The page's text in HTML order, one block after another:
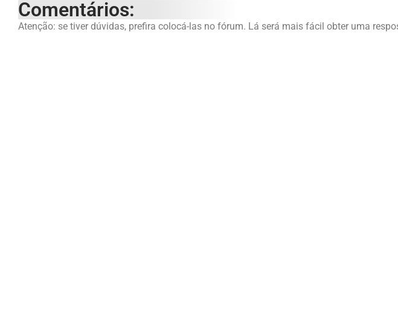
Comentários:
Atenção: se tiver dúvidas, prefira colocá-las no fórum. Lá será mais fácil obter uma